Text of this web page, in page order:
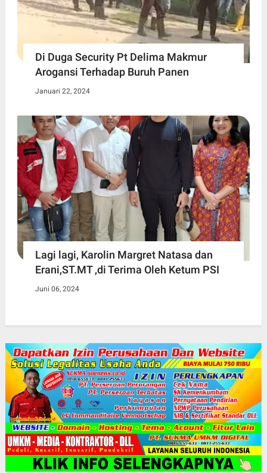
Di Duga Security Pt Delima Makmur
Arogansi Terhadap Buruh Panen
Januari 22, 2024
Lagi lagi, Karolin Margret Natasa dan
Erani,ST.MT ,di Terima Oleh Ketum PSI
Juni 06, 2024